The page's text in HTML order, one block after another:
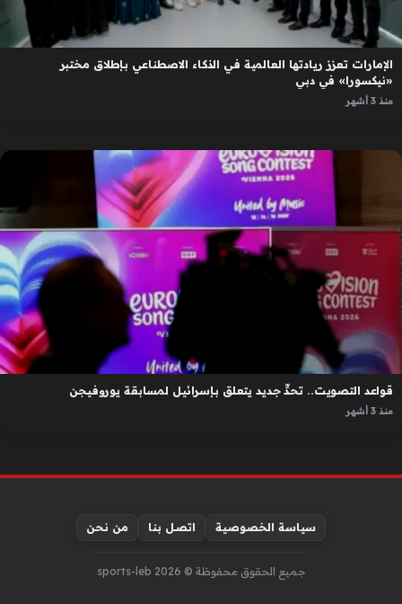
الإمارات تعزز ريادتها العالمية في الذكاء الاصطناعي بإطلاق مختبر
«نيكسورا» في دبي
منذ 3 أشهر
قواعد التصويت.. تحدٍّ جديد يتعلق بإسرائيل لمسابقة يوروفيجن
منذ 3 أشهر
سياسة الخصوصية اتصل بنا من نحن
جميع الحقوق محفوظة © sports-leb 2026